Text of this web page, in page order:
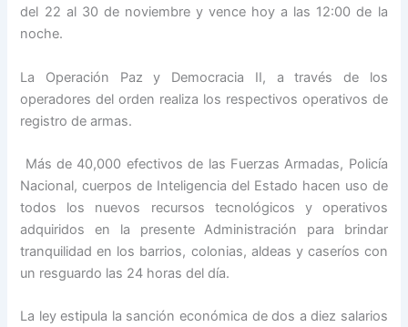
del 22 al 30 de noviembre y vence hoy a las 12:00 de la
noche.
La Operación Paz y Democracia II, a través de los
operadores del orden realiza los respectivos operativos de
registro de armas.
Más de 40,000 efectivos de las Fuerzas Armadas, Policía
Nacional, cuerpos de Inteligencia del Estado hacen uso de
todos los nuevos recursos tecnológicos y operativos
adquiridos en la presente Administración para brindar
tranquilidad en los barrios, colonias, aldeas y caseríos con
un resguardo las 24 horas del día.
La ley estipula la sanción económica de dos a diez salarios